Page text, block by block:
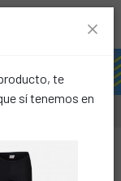
te
sí tenemos en